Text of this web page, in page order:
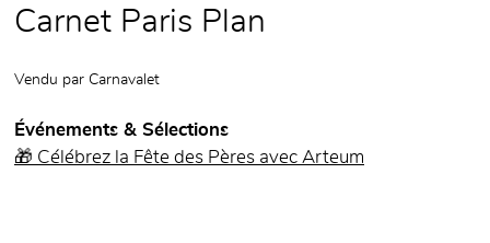
Carnet Paris Plan
Vendu par Carnavalet
Événements & Sélections
🎁 Célébrez la Fête des Pères avec Arteum